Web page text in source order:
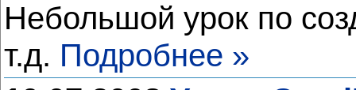
Небольшой урок по
т.д. Подробнее »